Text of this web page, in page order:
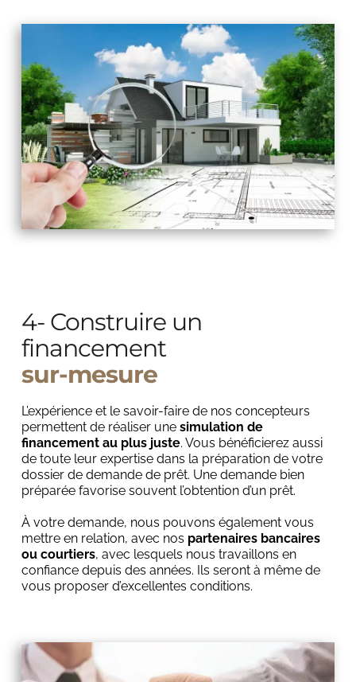
4- Construire un
financement
sur-mesure
L’expérience et le savoir-faire de nos concepteurs
permettent de réaliser une simulation de
financement au plus juste. Vous bénéficierez aussi
de toute leur expertise dans la préparation de votre
dossier de demande de prêt. Une demande bien
préparée favorise souvent l’obtention d’un prêt.
À votre demande, nous pouvons également vous
mettre en relation, avec nos partenaires bancaires
ou courtiers, avec lesquels nous travaillons en
confiance depuis des années. Ils seront à même de
vous proposer d’excellentes conditions.